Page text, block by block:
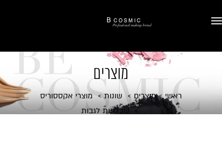
מוצרים
ראשי מוצרים שונות
מוצרי אקססוריס
שבלונות לגבות